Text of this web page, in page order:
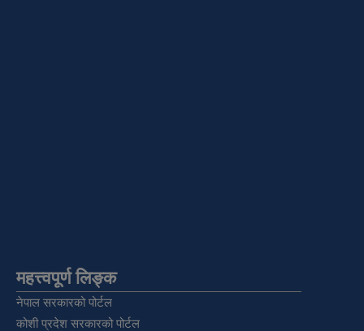
महत्त्वपूर्ण लिङ्क
नेपाल सरकारको पोर्टल
कोशी प्रदेश सरकारको पोर्टल